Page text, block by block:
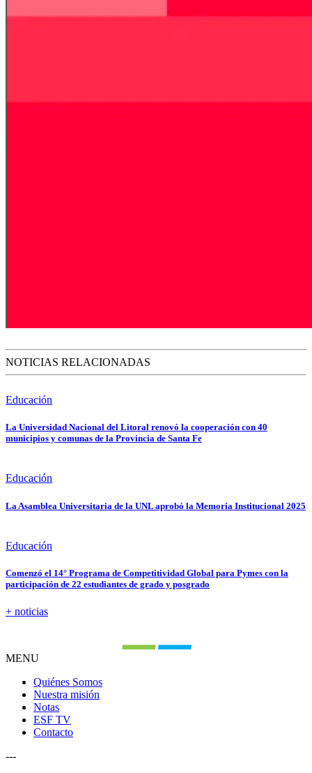
NOTICIAS RELACIONADAS
Educación
La Universidad Nacional del Litoral renovó la cooperación con 40
municipios y comunas de la Provincia de Santa Fe
Educación
La Asamblea Universitaria de la UNL aprobó la Memoria Institucional 2025
Educación
Comenzó el 14° Programa de Competitividad Global para Pymes con la
participación de 22 estudiantes de grado y posgrado
+ noticias
MENU
Quiénes Somos
Nuestra misión
Notas
ESF TV
Contacto
---